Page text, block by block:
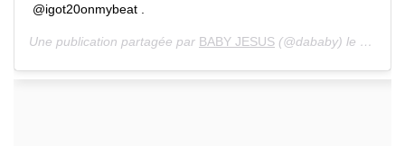
@igot20onmybeat .
Une publication partagée par BABY JESUS (@dababy) le 6 Déc. 2019 à 7 :13 PST